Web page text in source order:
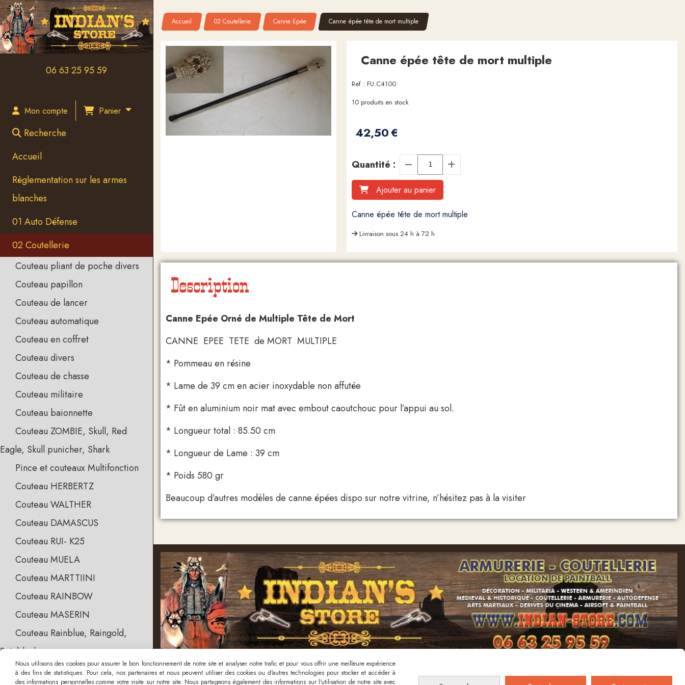
06 63 25 95 59
Mon compte Panier
Recherche
Accueil
Règlementation sur les armes
blanches
01 Auto Défense
02 Coutellerie
Couteau pliant de poche divers
Couteau papillon
Couteau de lancer
Couteau automatique
Couteau en coffret
Couteau divers
Couteau de chasse
Couteau militaire
Couteau baionnette
Couteau ZOMBIE, Skull, Red
Eagle, Skull punicher, Shark
Pince et couteaux Multifonction
Couteau HERBERTZ
Couteau WALTHER
Couteau DAMASCUS
Couteau RUI- K25
Couteau MUELA
Couteau MARTTIINI
Couteau RAINBOW
Couteau MASERIN
Couteau Rainblue, Raingold,
Rainblack
Couteau M-Tech & Max Knives
Accueil 02 Coutellerie Canne Epée Canne épée tête de mort multiple
Canne épée tête de mort multiple
Ref : FU.C4100
42,50€
10 produits en stock
Quantité :
Ajouter au panier
Canne épée tête de mort multiple
Livraison sous 24 h à 72 h
Description
Canne Epée Orné de Multiple Tête de Mort
CANNE EPEE TETE de MORT MULTIPLE
* Pommeau en résine
* Lame de 39 cm en acier inoxydable non affutée
* Fût en aluminium noir mat avec embout caoutchouc pour l’appui au sol.
* Longueur total : 85.50 cm
* Longueur de Lame : 39 cm
* Poids 580 gr
Beaucoup d’autres modèles de canne épées dispo sur notre vitrine, n’hésitez pas à la visiter
Nous contacter
Panneau de gestion des cookies
Nous utilisons des cookies pour assurer le bon fonctionnement de notre site et analyser notre trafic et pour vous offrir une meilleure expérience
à des fins de statistiques. Pour cela, nos partenaires et nous peuvent utiliser des cookies ou d'autres technologies pour stocker et accéder à
des informations personnelles comme votre visite sur notre site. Nous partageons également des informations sur l'utilisation de notre site avec